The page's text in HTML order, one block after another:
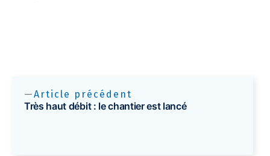
Article précédent
Très haut débit : le chantier est lancé